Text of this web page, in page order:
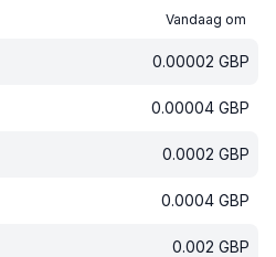
Vandaag om
0.00002 GBP
0.00004 GBP
0.0002 GBP
0.0004 GBP
0.002 GBP